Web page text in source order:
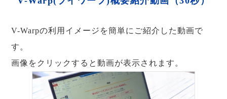
V-Warpの利用イメージを簡単にご紹介した動画で
す。
画像をクリックすると動画が表示されます。